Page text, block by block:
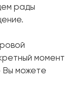
2 шт. 1.194 карат.
1 шт. 0.01 карат.
Круг
рады
момент
Вы можете